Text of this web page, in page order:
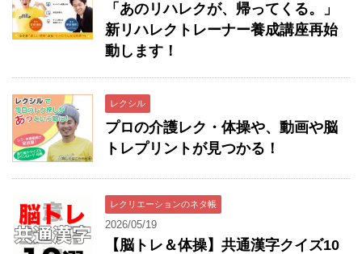
「あのリハレクが、帰ってくる。」
新リハレクトレーナー養成講座再始
動します！
レクシル
プロの介護レク・体操や、動画や脳
トレプリントが見つかる！
レクリエーションのネタ帳
2026/05/19
【脳トレ＆体操】共通漢字クイズ10